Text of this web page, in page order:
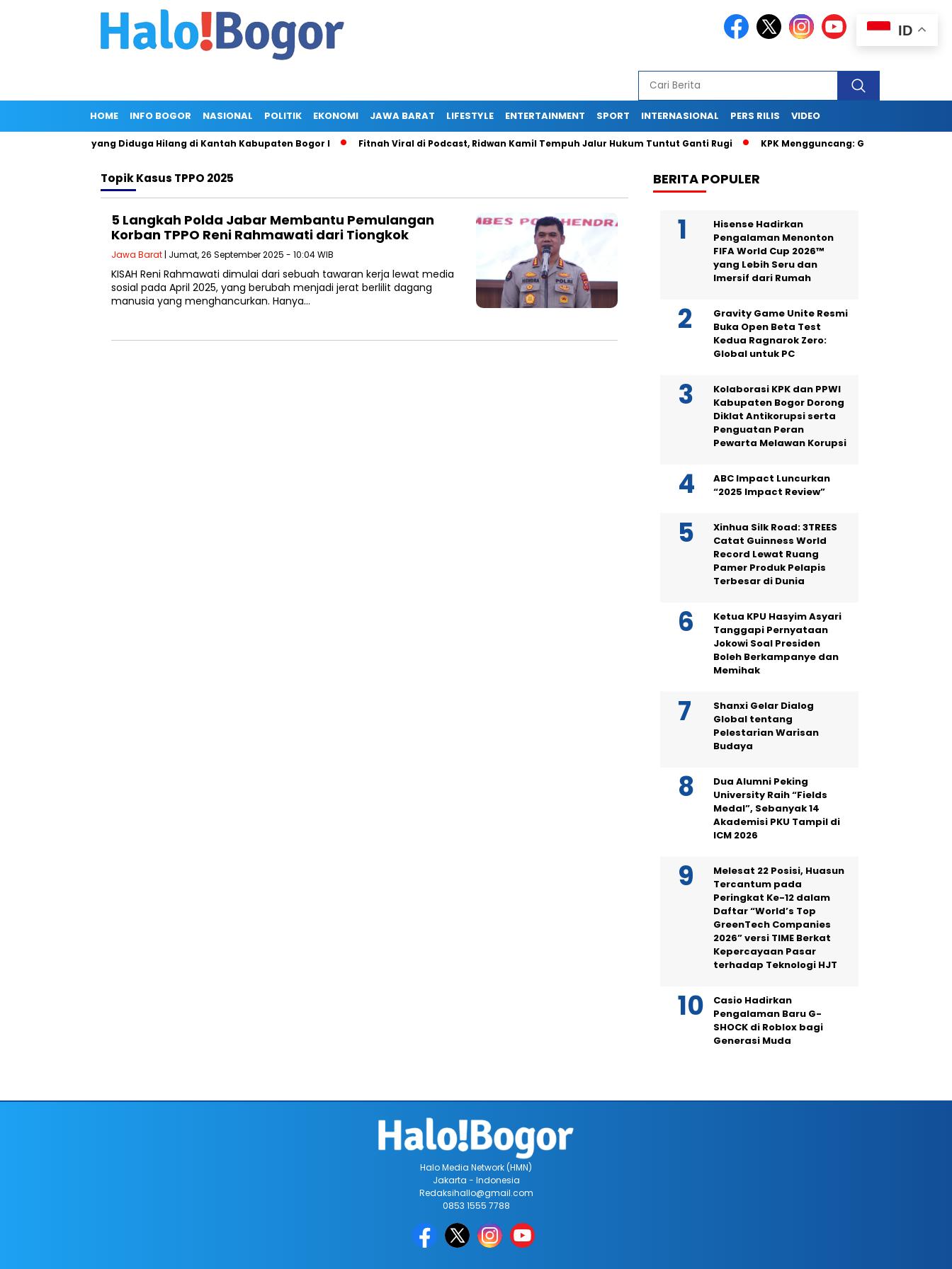
HOME INFO BOGOR NASIONAL POLITIK EKONOMI JAWA BARAT LIFESTYLE ENTERTAINMENT SPORT INTERNASIONAL PERS RILIS VIDEO
Pemohon yang Diduga Hilang di Kantah Kabupaten Bogor I Fitnah Viral di Podcast, Ridwan Kamil Tempuh Jalur Hukum Tuntut Ganti Rugi KPK Mengguncang: Geledah Kantor dan
TopikKasus TPPO 2025
5 Langkah Polda Jabar Membantu Pemulangan
Korban TPPO Reni Rahmawati dari Tiongkok
Jawa Barat | Jumat, 26 September 2025 - 10:04 WIB
KISAH Reni Rahmawati dimulai dari sebuah tawaran kerja lewat media
sosial pada April 2025, yang berubah menjadi jerat berlilit dagang
manusia yang menghancurkan. Hanya…
BERITA POPULER
Hisense Hadirkan
Pengalaman Menonton
FIFA World Cup 2026™
yang Lebih Seru dan
Imersif dari Rumah
Gravity Game Unite Resmi
Buka Open Beta Test
Kedua Ragnarok Zero:
Global untuk PC
Kolaborasi KPK dan PPWI
Kabupaten Bogor Dorong
Diklat Antikorupsi serta
Penguatan Peran
Pewarta Melawan Korupsi
ABC Impact Luncurkan
“2025 Impact Review”
Xinhua Silk Road: 3TREES
Catat Guinness World
Record Lewat Ruang
Pamer Produk Pelapis
Terbesar di Dunia
Ketua KPU Hasyim Asyari
Tanggapi Pernyataan
Jokowi Soal Presiden
Boleh Berkampanye dan
Memihak
Shanxi Gelar Dialog
Global tentang
Pelestarian Warisan
Budaya
Dua Alumni Peking
University Raih “Fields
Medal”, Sebanyak 14
Akademisi PKU Tampil di
ICM 2026
Melesat 22 Posisi, Huasun
Tercantum pada
Peringkat Ke-12 dalam
Daftar “World’s Top
GreenTech Companies
2026” versi TIME Berkat
Kepercayaan Pasar
terhadap Teknologi HJT
Casio Hadirkan
Pengalaman Baru G-
SHOCK di Roblox bagi
Generasi Muda
ID
Halo Media Network (HMN)
Jakarta - Indonesia
Redaksihallo@gmail.com
0853 1555 7788